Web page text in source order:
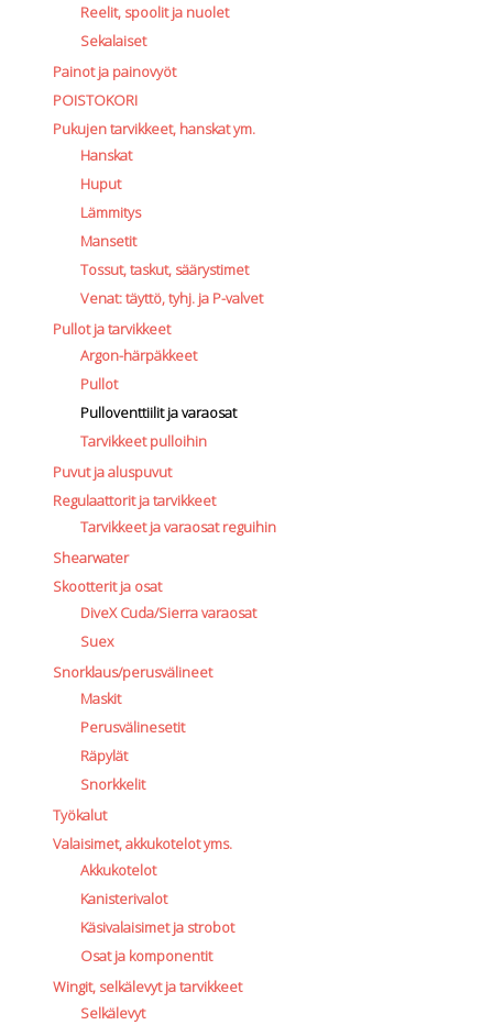
Reelit, spoolit ja nuolet
Sekalaiset
Painot ja painovyöt
POISTOKORI
Pukujen tarvikkeet, hanskat ym.
Hanskat
Huput
Lämmitys
Mansetit
Tossut, taskut, säärystimet
Venat: täyttö, tyhj. ja P-valvet
Pullot ja tarvikkeet
Argon-härpäkkeet
Pullot
Pulloventtiilit ja varaosat
Tarvikkeet pulloihin
Puvut ja aluspuvut
Regulaattorit ja tarvikkeet
Tarvikkeet ja varaosat reguihin
Shearwater
Skootterit ja osat
DiveX Cuda/Sierra varaosat
Suex
Snorklaus/perusvälineet
Maskit
Perusvälinesetit
Räpylät
Snorkkelit
Työkalut
Valaisimet, akkukotelot yms.
Akkukotelot
Kanisterivalot
Käsivalaisimet ja strobot
Osat ja komponentit
Wingit, selkälevyt ja tarvikkeet
Selkälevyt